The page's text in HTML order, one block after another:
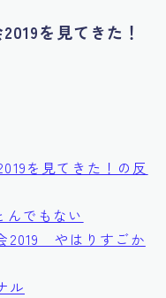
を見てきた！
を見てきた！の反
んでもない
2019 やはりすごか
ル